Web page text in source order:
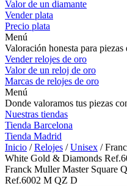
Valor de un diamante
Vender plata
Precio plata
Menú
Valoración honesta para piezas
Vender relojes de oro
Valor de un reloj de oro
Marcas de relojes de oro
Menú
Donde valoramos tus piezas
Nuestras tiendas
Tienda Barcelona
Tienda Madrid
Inicio /Relojes /Unisex /
White Gold & Diamonds
Franck Muller Master Square
Ref.6002 M QZ D